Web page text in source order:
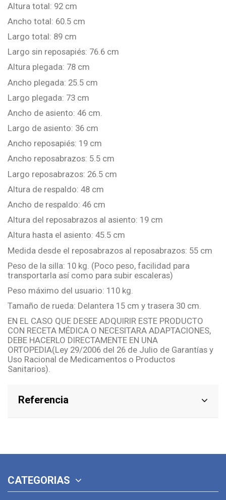
Altura total: 92 cm
Ancho total: 60.5 cm
Largo total: 89 cm
Largo sin reposapiés: 76.6 cm
Altura plegada: 78 cm
Ancho plegada: 25.5 cm
Largo plegada: 73 cm
Ancho de asiento: 46 cm.
Largo de asiento: 36 cm
Ancho reposapiés: 19 cm
Ancho reposabrazos: 5.5 cm
Largo reposabrazos: 26.5 cm
Altura de respaldo: 48 cm
Ancho de respaldo: 46 cm
Altura del reposabrazos al asiento: 19 cm
Altura hasta el asiento: 45.5 cm
Medida desde el reposabrazos al reposabrazos: 55 cm
Peso de la silla: 10 kg. (Poco peso, facilidad para
transportarla así como para subir escaleras)
Peso máximo del usuario: 110 kg.
Tamaño de rueda: Delantera 15 cm y trasera 30 cm.
EN EL CASO QUE DESEE ADQUIRIR ESTE PRODUCTO
CON RECETA MÉDICA O NECESITARA ADAPTACIONES,
DEBE HACERLO DIRECTAMENTE EN UNA
ORTOPEDIA(Ley 29/2006 del 26 de Julio de Garantías y
Uso Racional de Medicamentos o Productos
Sanitarios).
Referencia
CATEGORIAS